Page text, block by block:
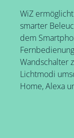
WiZ
smarter
dem
Wandschalter
Lichtmodi
Home, Alexa